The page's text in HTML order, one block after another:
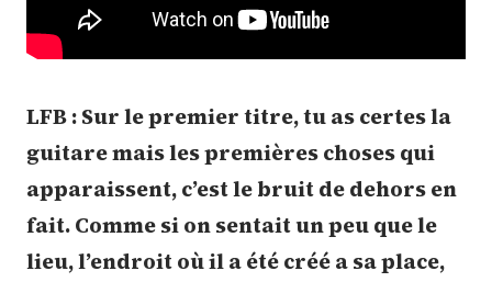
LFB : Sur le premier titre, tu as certes la
guitare mais les premières choses qui
apparaissent, c’est le bruit de dehors en
fait. Comme si on sentait un peu que le
lieu, l’endroit où il a été créé a sa place,